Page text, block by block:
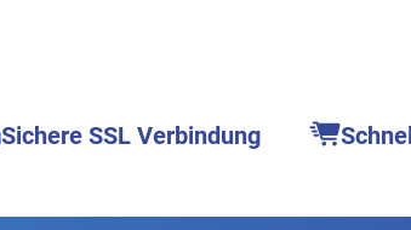
Sichere SSL Verbindung